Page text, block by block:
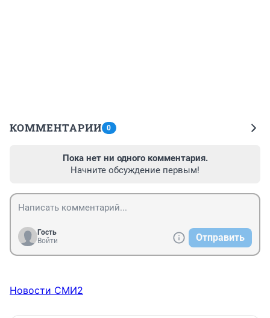
КОММЕНТАРИИ 0
Пока нет ни одного комментария.
Начните обсуждение первым!
Гость
Войти
Отправить
Новости СМИ2